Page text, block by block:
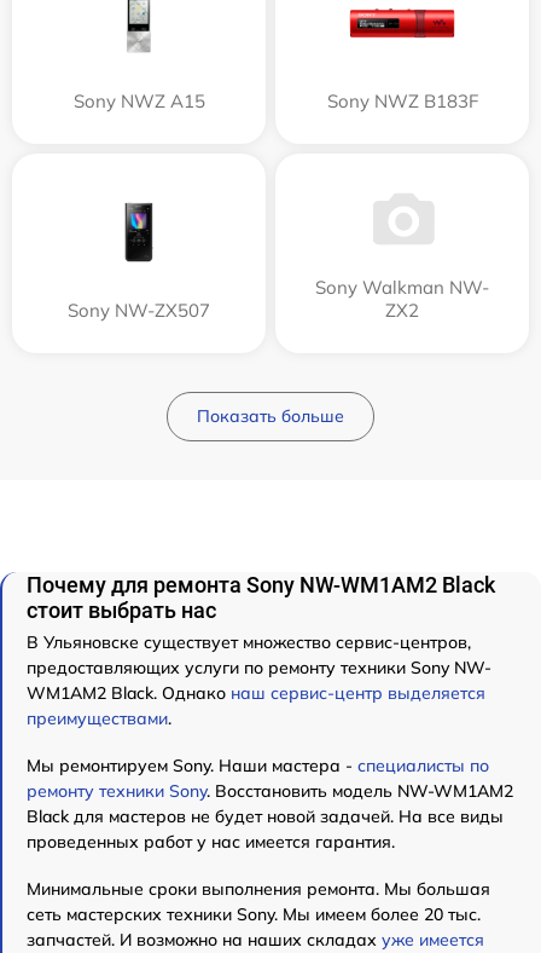
Sony NWZ A15 Sony NWZ B183F
Sony NW-ZX507
Sony Walkman NW-
ZX2
Показать больше
Почему для ремонта Sony NW-WM1AM2 Black
стоит выбрать нас
В Ульяновске существует множество сервис-центров,
предоставляющих услуги по ремонту техники Sony NW-
WM1AM2 Black. Однако наш сервис-центр выделяется
преимуществами.
Мы ремонтируем Sony. Наши мастера - специалисты по
ремонту техники Sony. Восстановить модель NW-WM1AM2
Black для мастеров не будет новой задачей. На все виды
проведенных работ у нас имеется гарантия.
Минимальные сроки выполнения ремонта. Мы большая
сеть мастерских техники Sony. Мы имеем более 20 тыс.
запчастей. И возможно на наших складах уже имеется